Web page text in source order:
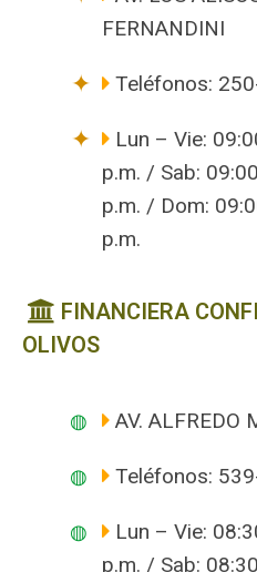
FERNANDINI
Teléfonos:
Lun – Vie:
p.m. / Sab:
p.m. / Dom:
p.m.
FINANCIERA
OLIVOS
AV. ALFREDO
Teléfonos:
Lun – Vie:
p.m. / Sab: